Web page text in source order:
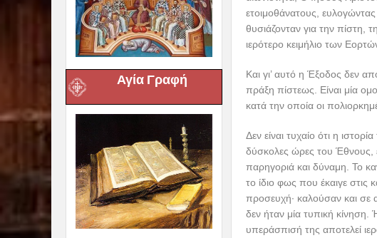
Αγία Γραφή
ετοιμοθάνατους,
θυσιάζονταν για την πίστη,
ιερότερο κειμήλιο των
Και γι’ αυτό η Έξοδος δεν
πράξη πίστεως. Είναι μία
κατά την οποία οι
Δεν είναι τυχαίο ότι η
δύσκολες ώρες του Έθνους,
παρηγοριά και δύναμη. Το
το ίδιο φως που έκαιγε
προσευχή· καλούσαν και
δεν ήταν μία τυπική
υπεράσπισή της αποτελεί